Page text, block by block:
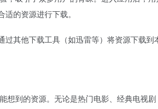
的资源进行下载。
过其他下载工具（如迅雷等）将资源下载
想到的资源。无论是热门电影、经典电视